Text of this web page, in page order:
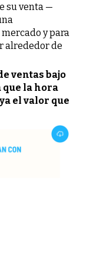
su venta —
y para
alrededor de
ventas bajo
la hora
el valor que